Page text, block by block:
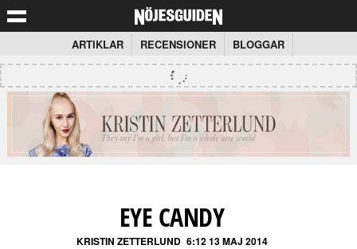
ARTIKLAR RECENSIONER BLOGGAR
EYE CANDY
KRISTIN ZETTERLUND 6:12 13 MAJ 2014